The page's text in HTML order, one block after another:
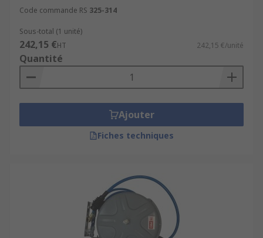
Code commande RS 325-314
Sous-total (1 unité)
242,15 €HT 242,15 €/unité
Quantité
Ajouter
Fiches techniques